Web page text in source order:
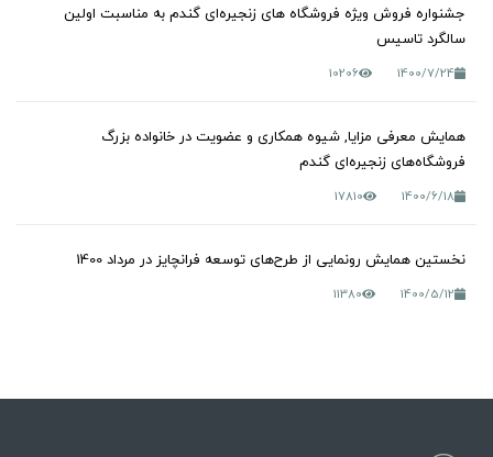
جشنواره فروش ویژه فروشگاه های زنجیره‌ای گندم به مناسبت اولین
سالگرد تاسیس
1400/7/24
10206
همایش معرفی مزایا, شیوه همکاری و عضویت در خانواده بزرگ
فروشگاه‌های زنجیره‌ای گندم
1400/6/18
17810
نخستین همایش رونمایی از طرح‌های توسعه فرانچایز در مرداد 1400
1400/5/12
11380